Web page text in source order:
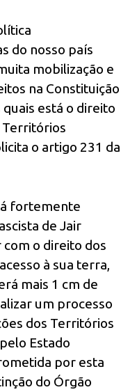
do nosso país
mobilização e
na Constituição
está o direito
Territórios
o artigo 231 da
fortemente
de Jair
o direito dos
à sua terra,
mais 1 cm de
um processo
dos Territórios
Estado
por esta
do Órgão